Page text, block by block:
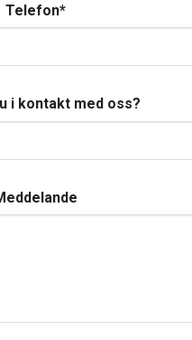
Telefon*
i kontakt med oss?